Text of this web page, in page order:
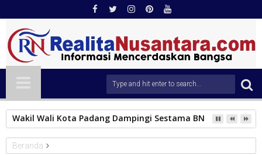
Wakil Wali Kota Padang Dampingi Sestama BNPB Tinjau
Beranda